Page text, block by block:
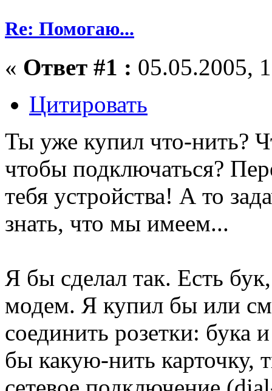
Re: Помогаю...
« Ответ #1 : 05.05.2005,
Цитировать
Ты уже купил что-нить?
чтобы подключаться?
тебя устройства! А то
знать, что мы имеем...
Я бы сделал так. Есть
модем. Я купил бы или
соединить розетки: бука
бы какую-нить карточку,